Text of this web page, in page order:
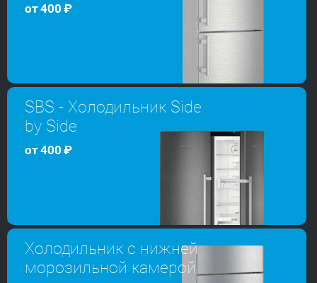
от400 ₽
SBS - Холодильник Side
by Side
от400 ₽
Холодильник с нижней
морозильной камерой